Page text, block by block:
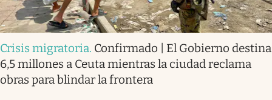
Crisis migratoria. Confirmado | El Gobierno destina
6,5 millones a Ceuta mientras la ciudad reclama
obras para blindar la frontera